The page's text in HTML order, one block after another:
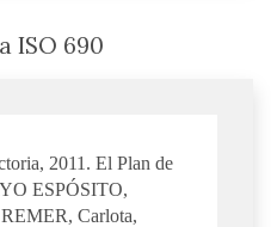
ISO 690
2011. El Plan de
ESPÓSITO,
Carlota,